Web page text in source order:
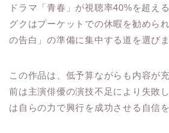
ドラマ「青春」が視聴率40%を超え
グクはプーケットでの休暇を勧めら
の告白」の準備に集中する道を選びま
この作品は、低予算ながらも内容が
前は主演俳優の演技不足により失敗
は自らの力で興行を成功させる自信